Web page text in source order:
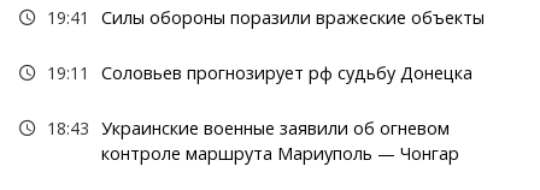
19:41 Силы обороны поразили вражеские объекты
19:11 Соловьев прогнозирует рф судьбу Донецка
18:43 Украинские военные заявили об огневом
контроле маршрута Мариуполь — Чонгар